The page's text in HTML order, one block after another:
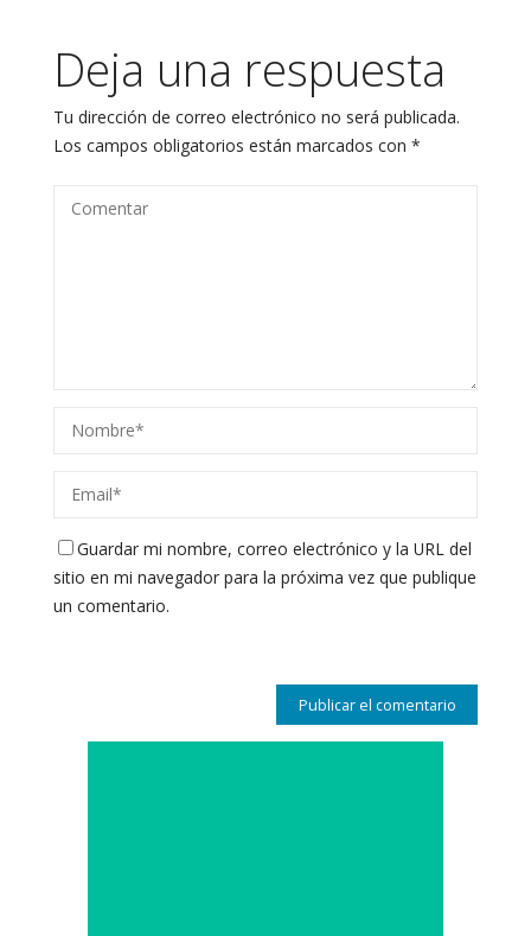
Deja una respuesta
Tu dirección de correo electrónico no será publicada.
Los campos obligatorios están marcados con *
Guardar mi nombre, correo electrónico y la URL del
sitio en mi navegador para la próxima vez que publique
un comentario.